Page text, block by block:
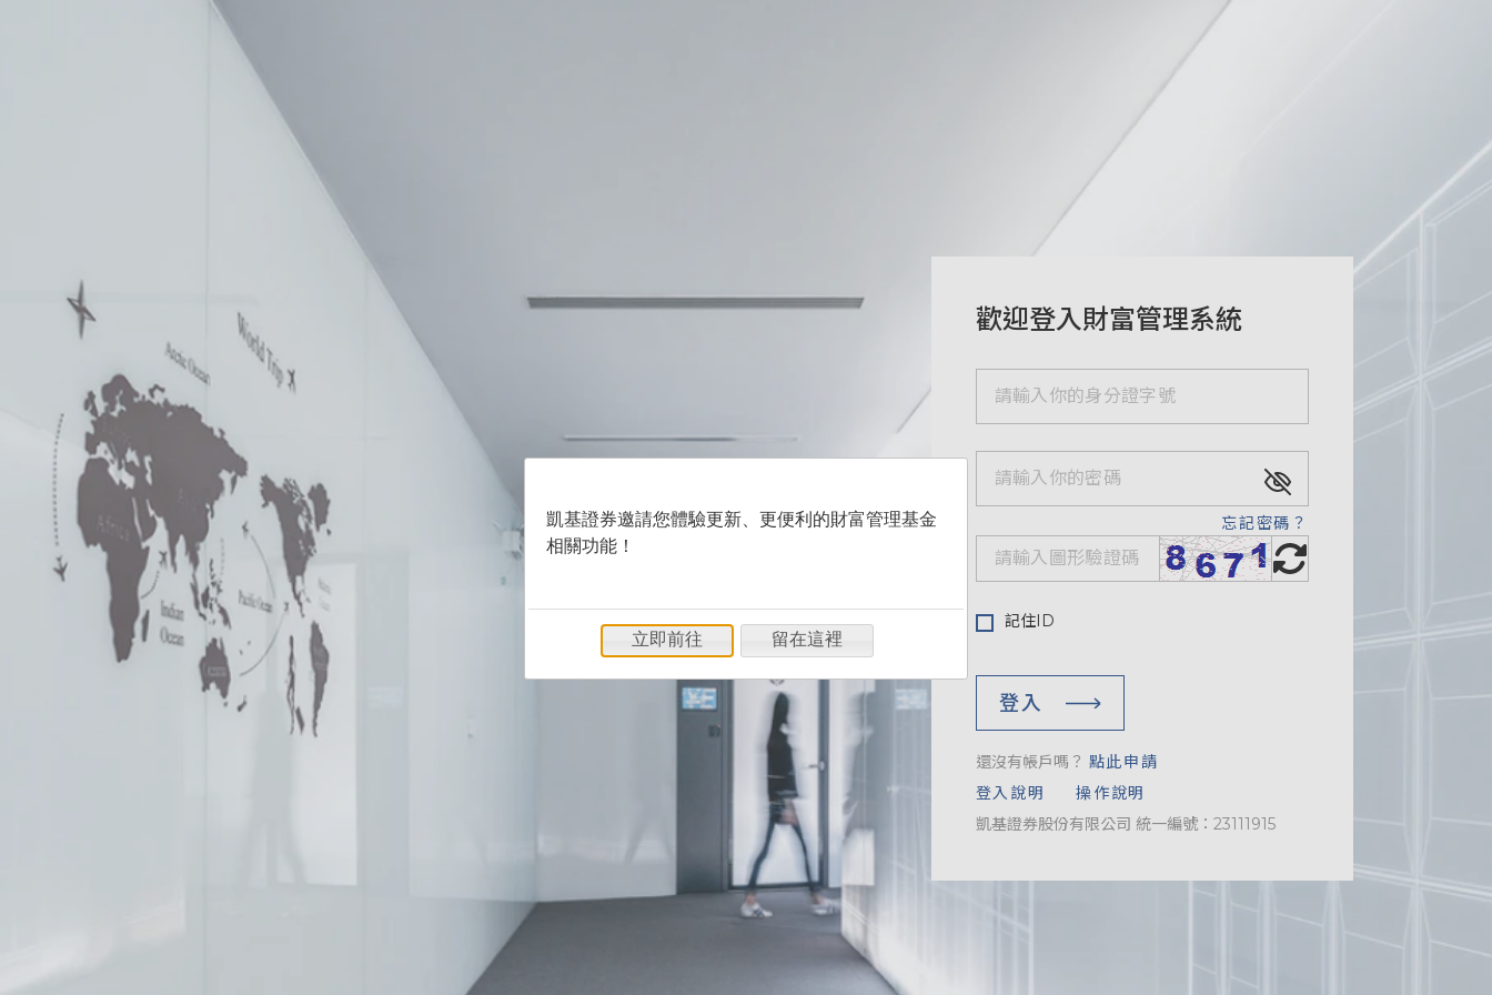
歡迎登入財富管理系統
忘記密碼？
記住ID
登入
還沒有帳戶嗎？ 點此申請
登入說明
操作說明
凱基證券股份有限公司 統一編號：23111915
凱基證券邀請您體驗更新、更便利的財富管理基金
相關功能！
立即前往 留在這裡